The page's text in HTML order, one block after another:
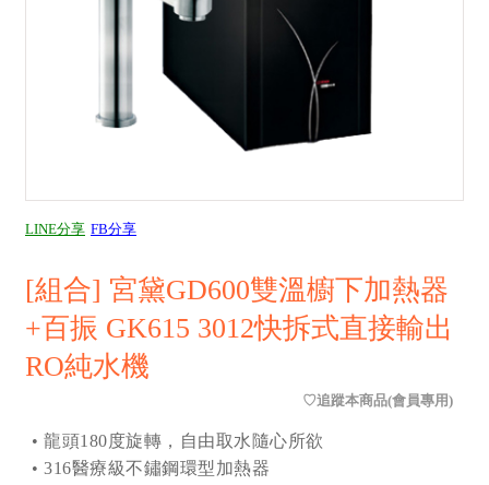
LINE分享 FB分享
[組合] 宮黛GD600雙溫櫥下加熱器
+百振 GK615 3012快拆式直接輸出
RO純水機
• 龍頭180度旋轉，自由取水隨心所欲
• 316醫療級不鏽鋼環型加熱器